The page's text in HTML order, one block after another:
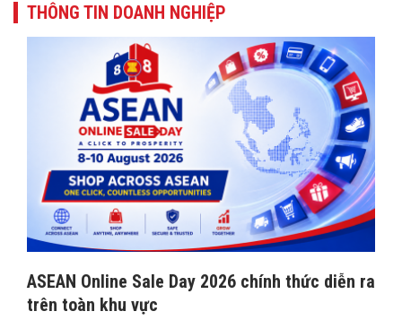
THÔNG TIN DOANH NGHIỆP
ASEAN Online Sale Day 2026 chính thức diễn ra
trên toàn khu vực